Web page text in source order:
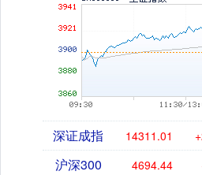
深证成指 14311.01
沪深300 4694.44